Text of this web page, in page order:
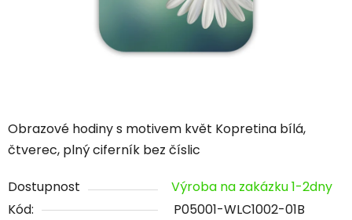
Obrazové hodiny s motivem květ Kopretina bílá,
čtverec, plný ciferník bez číslic
Dostupnost
Výroba na zakázku 1-2dny
Kód:
P05001-WLC1002-01B